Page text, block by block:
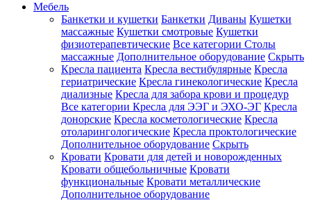
Мебель
Банкетки и кушетки Банкетки Диваны Кушетки
массажные Кушетки смотровые Кушетки
физиотерапевтические Все категории Столы
массажные Дополнительное оборудование Скрыть
Кресла пациента Кресла вестибулярные Кресла
гериатрические Кресла гинекологические Кресла
диализные Кресла для забора крови и процедур
Все категории Кресла для ЭЭГ и ЭХО-ЭГ Кресла
донорские Кресла косметологические Кресла
отоларингологические Кресла проктологические
Дополнительное оборудование Скрыть
Кровати Кровати для детей и новорожденных
Кровати общебольничные Кровати
функциональные Кровати металлические
Дополнительное оборудование